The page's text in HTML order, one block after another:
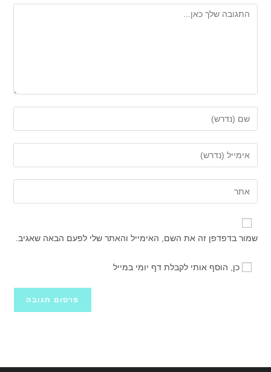
להגיב
את
השם
שלך
שם
משתמש
כדי
להגיב
את
כתובת
דואר
שלך
כדי
את
כתובת
שלך
שמור בדפדפן זה את השם, האימייל והאתר שלי לפעם הבאה שאגיב.
כן, הוסף אותי לקבלת דף יומי במייל